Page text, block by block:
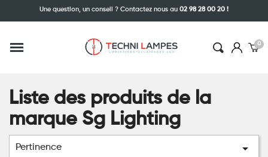
Une question, un conseil ? Contactez nous au 02 98 28 00 20 !
Liste des produits de la
marque Sg Lighting
Pertinence 